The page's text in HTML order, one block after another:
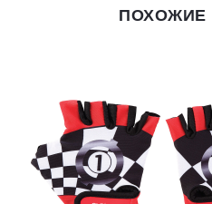
ПОХОЖИЕ